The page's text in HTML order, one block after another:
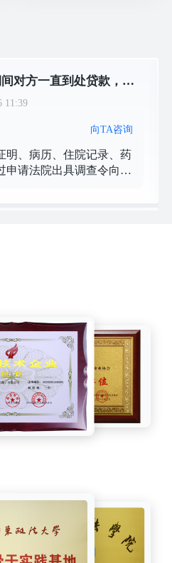
和对方结婚一年，期间对方一直到处贷款，后来精神疾病发作才知道他8年前有双相，这种算隐瞒重大疾病吗，如何保障自己，和如何举证他
11:39
向TA咨询
明、病历、住院记录、药
申请法院出具调查令向医